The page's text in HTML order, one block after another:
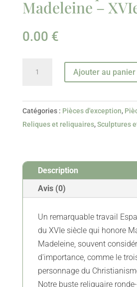
Madeleine –
0.00 €
XVIe
Vendu
Ajouter au panier
Catégories : Pièces d'exception,
Reliques et reliquaires,Sculptures
Description
Avis (0)
Un remarquable travail
du XVIe siècle qui honore
Madeleine, souvent
d'importance, comme le
personnage du
Notre buste reliquaire